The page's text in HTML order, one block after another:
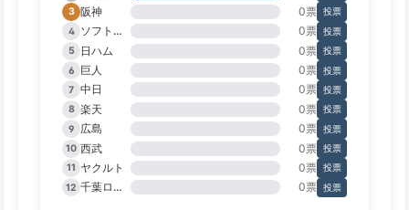
3 阪神 0票 投票
4
ソフトバンク 0票 投票
5
日ハム 0票 投票
6
巨人 0票 投票
7 中日 0票 投票
8 楽天 0票 投票
9
広島 0票 投票
10 西武 0票 投票
11 ヤクルト 0票 投票
12
千葉ロッテ 0票 投票